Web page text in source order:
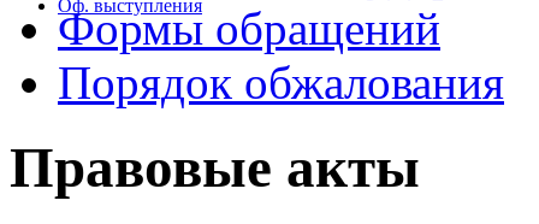
Оф. выступления
Формы обращений
Порядок обжалования
Правовые акты